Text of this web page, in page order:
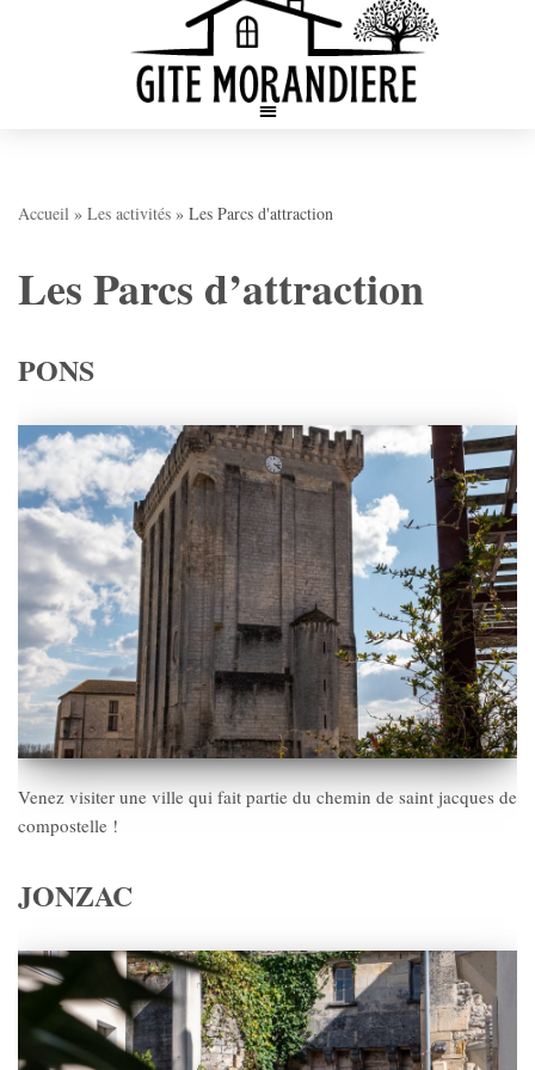
Accueil » Les activités » Les Parcs d'attraction
Les Parcs d’attraction
PONS
Venez visiter une ville qui fait partie du chemin de saint jacques de
compostelle !
JONZAC